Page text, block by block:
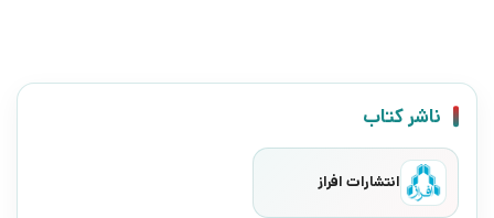
ناشر کتاب
انتشارات افراز